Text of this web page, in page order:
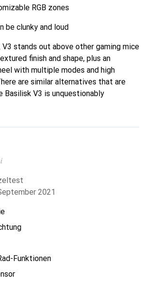
RGB zones
be clunky and loud
V3 stands out above other gaming mice
finish and shape, plus an
with multiple modes and high
are similar alternatives that are
Basilisk V3 is unquestionably
i
2021
Funktionen